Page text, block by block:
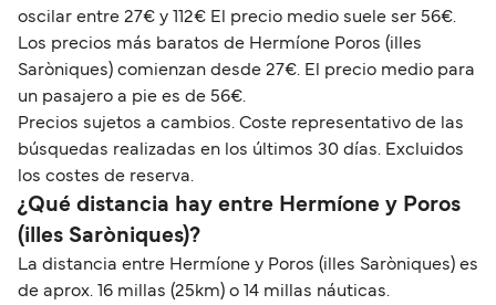
oscilar entre 27€ y 112€ El precio medio suele ser 56€.
Los precios más baratos de Hermíone Poros (illes
Saròniques) comienzan desde 27€. El precio medio para
un pasajero a pie es de 56€.
Precios sujetos a cambios. Coste representativo de las
búsquedas realizadas en los últimos 30 días. Excluidos
los costes de reserva.
¿Qué distancia hay entre Hermíone y Poros
(illes Saròniques)?
La distancia entre Hermíone y Poros (illes Saròniques) es
de aprox. 16 millas (25km) o 14 millas náuticas.